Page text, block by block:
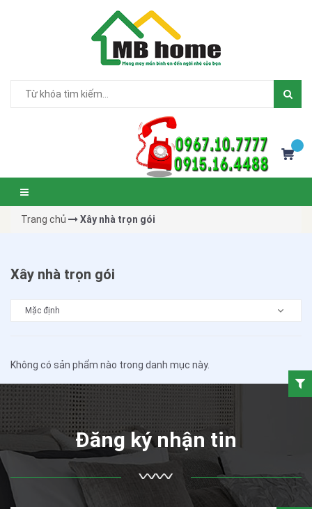
Trang chủ Xây nhà trọn gói
Xây nhà trọn gói
Không có sản phẩm nào trong danh mục này.
Đăng ký nhận tin